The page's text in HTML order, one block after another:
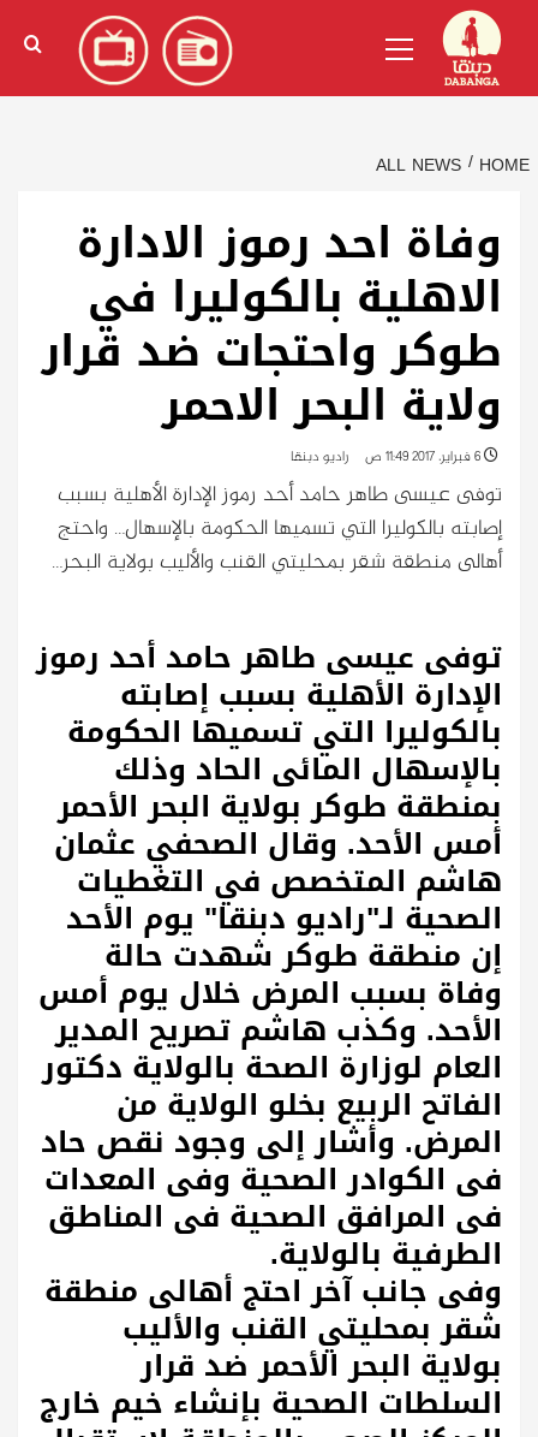
content
الإنجليزية)
Menu
HOME
ALL NEWS
وفاة احد رموز الادارة
الاهلية بالكوليرا في
طوكر واحتجات ضد قرار
ولاية البحر الاحمر
راديو دبنقا
توفى عيسى طاهر حامد أحد رموز الإدارة الأهلية بسبب
إصابته بالكوليرا التي تسميها الحكومة بالإسهال… واحتج
أهالى منطقة شقر بمحليتي القنب والأليب بولاية البحر…
توفى عيسى طاهر حامد أحد رموز
الإدارة الأهلية بسبب إصابته
بالكوليرا التي تسميها الحكومة
بالإسهال المائى الحاد وذلك
بمنطقة طوكر بولاية البحر الأحمر
أمس الأحد. وقال الصحفي عثمان
هاشم المتخصص في التغطيات
الصحية لـ"راديو دبنقا" يوم الأحد
إن منطقة طوكر شهدت حالة
وفاة بسبب المرض خلال يوم أمس
الأحد. وكذب هاشم تصريح المدير
العام لوزارة الصحة بالولاية دكتور
الفاتح الربيع بخلو الولاية من
المرض. وأشار إلى وجود نقص حاد
فى الكوادر الصحية وفى المعدات
فى المرافق الصحية فى المناطق
الطرفية بالولاية.
وفى جانب آخر احتج أهالى منطقة
شقر بمحليتي القنب والأليب
بولاية البحر الأحمر ضد قرار
السلطات الصحية بإنشاء خيم خارج